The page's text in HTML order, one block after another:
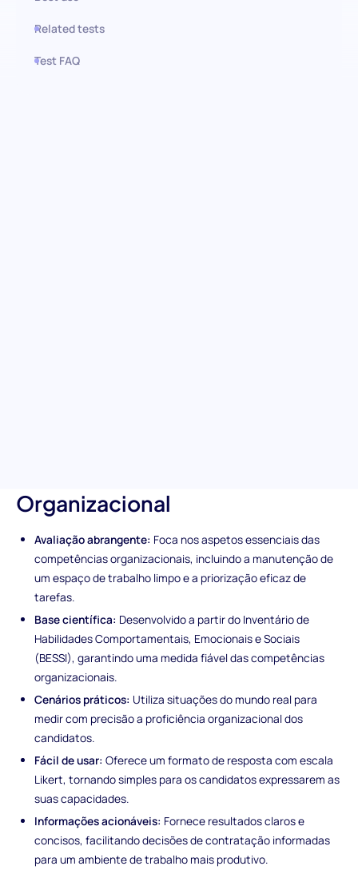
Related tests
Test FAQ
Organizacional
Avaliação abrangente: Foca nos aspetos essenciais das
competências organizacionais, incluindo a manutenção de
um espaço de trabalho limpo e a priorização eficaz de
tarefas.
Base científica: Desenvolvido a partir do Inventário de
Habilidades Comportamentais, Emocionais e Sociais
(BESSI), garantindo uma medida fiável das competências
organizacionais.
Cenários práticos: Utiliza situações do mundo real para
medir com precisão a proficiência organizacional dos
candidatos.
Fácil de usar: Oferece um formato de resposta com escala
Likert, tornando simples para os candidatos expressarem as
suas capacidades.
Informações acionáveis: Fornece resultados claros e
concisos, facilitando decisões de contratação informadas
para um ambiente de trabalho mais produtivo.